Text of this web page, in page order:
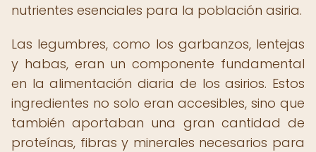
nutrientes esenciales para la población asiria.
Las legumbres, como los garbanzos, lentejas
y habas, eran un componente fundamental
en la alimentación diaria de los asirios. Estos
ingredientes no solo eran accesibles, sino que
también aportaban una gran cantidad de
proteínas, fibras y minerales necesarios para